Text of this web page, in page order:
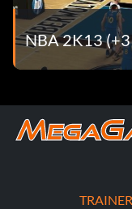
NBA 2K13